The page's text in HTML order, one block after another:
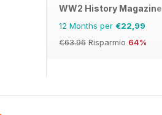
WW2 History Magazine
12 Months per €22,99
€63.96 Risparmio 64%